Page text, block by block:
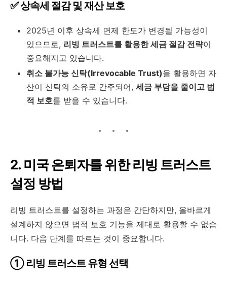
✅ 상속세 절감 및 재산 보호
2025년 이후 상속세 면제 한도가 변경될 가능성이
있으므로, 리빙 트러스트를 활용한 세금 절감 전략이
중요해지고 있습니다.
취소 불가능 신탁(Irrevocable Trust)을 활용하면 자
산이 신탁의 소유로 간주되어, 세금 부담을 줄이고 법
적 보호를 받을 수 있습니다.
2. 미국 은퇴자를 위한 리빙 트러스트
설정 방법
리빙 트러스트를 설정하는 과정은 간단하지만, 올바르게
설계하지 않으면 법적 보호 기능을 제대로 활용할 수 없습
니다. 다음 단계를 따르는 것이 중요합니다.
① 리빙 트러스트 유형 선택